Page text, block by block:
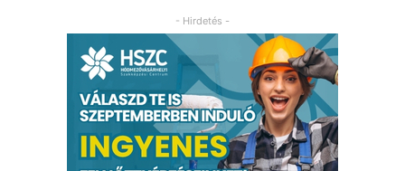
- Hirdetés -